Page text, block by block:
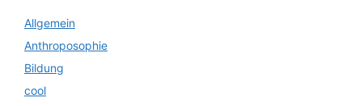
Allgemein
Anthroposophie
Bildung
cool